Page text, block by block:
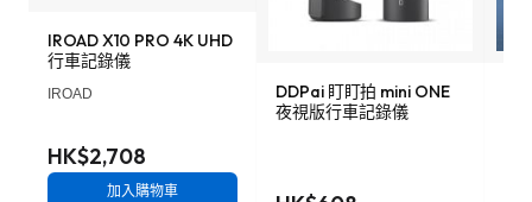
IROAD X10 PRO 4K UHD
行車記錄儀
IROAD
HK$2,708
加入購物車
DDPai 盯盯拍 mini ONE
夜視版行車記錄儀